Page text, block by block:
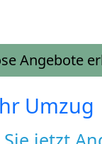
Angebote
Umzug